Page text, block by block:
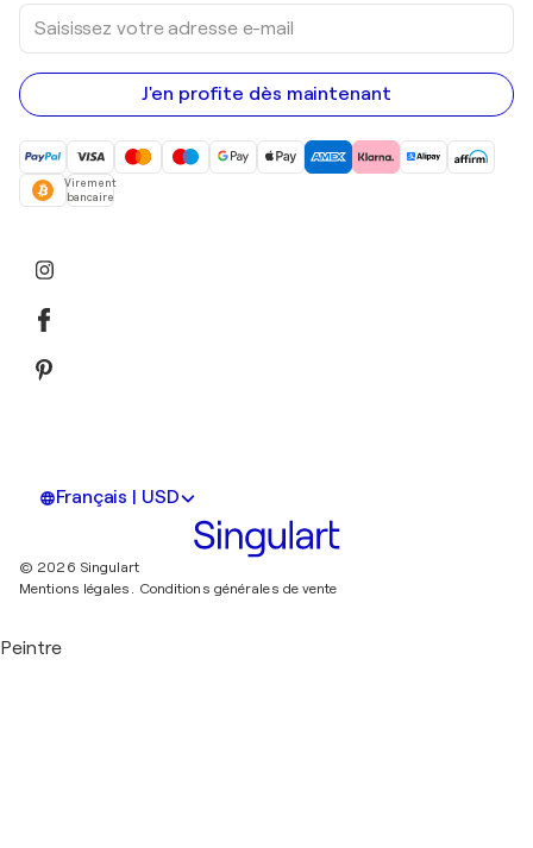
Saisissez
votre
adresse
e-
mail
J'en profite dès maintenant
Virement
bancaire
Français | USD
© 2026 Singulart
Mentions légales. Conditions générales de vente
Peintre